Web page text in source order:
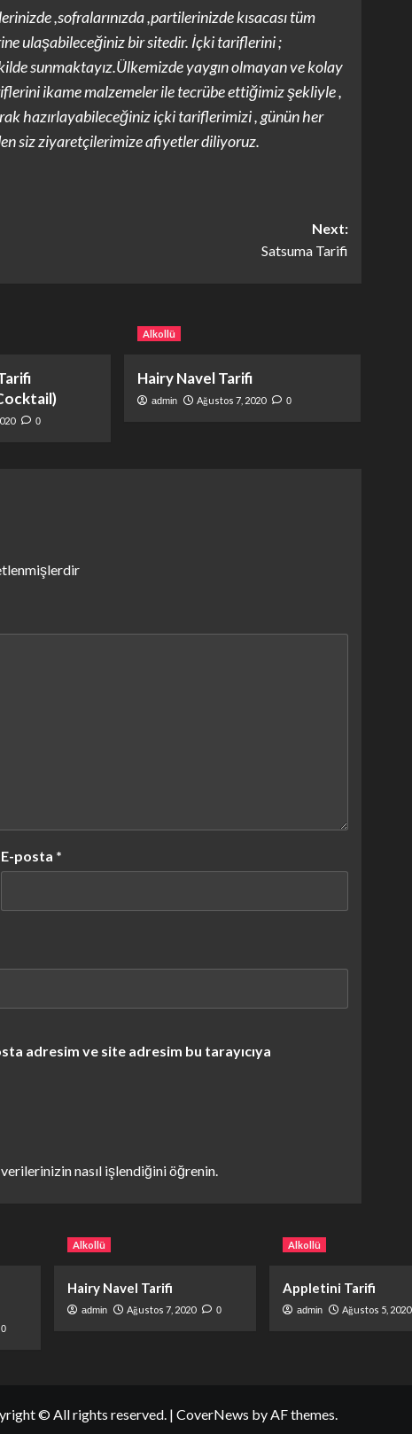
,sofralarınızda ,partilerinizde kısacası tüm
ulaşabileceğiniz bir sitedir. İçki tariflerini ;
sunmaktayız.Ülkemizde yaygın olmayan ve kolay
ikame malzemeler ile tecrübe ettiğimiz şekliyle ,
hazırlayabileceğiniz içki tariflerimizi , günün her
siz ziyaretçilerimize afiyetler diliyoruz.
Next:
Satsuma Tarifi
0
Alkollü
Hairy Navel Tarifi
admin Ağustos 7, 2020 0
E-posta *
adresim ve site adresim bu tarayıcıya
nasıl işlendiğini öğrenin.
0
Alkollü
Hairy Navel Tarifi
admin Ağustos 7, 2020 0
Alkollü
Appletini Tarifi
admin Ağustos 5, 2020
© All rights reserved. | CoverNews by AF themes.